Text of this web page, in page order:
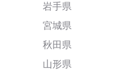
岩手県
宮城県
秋田県
山形県